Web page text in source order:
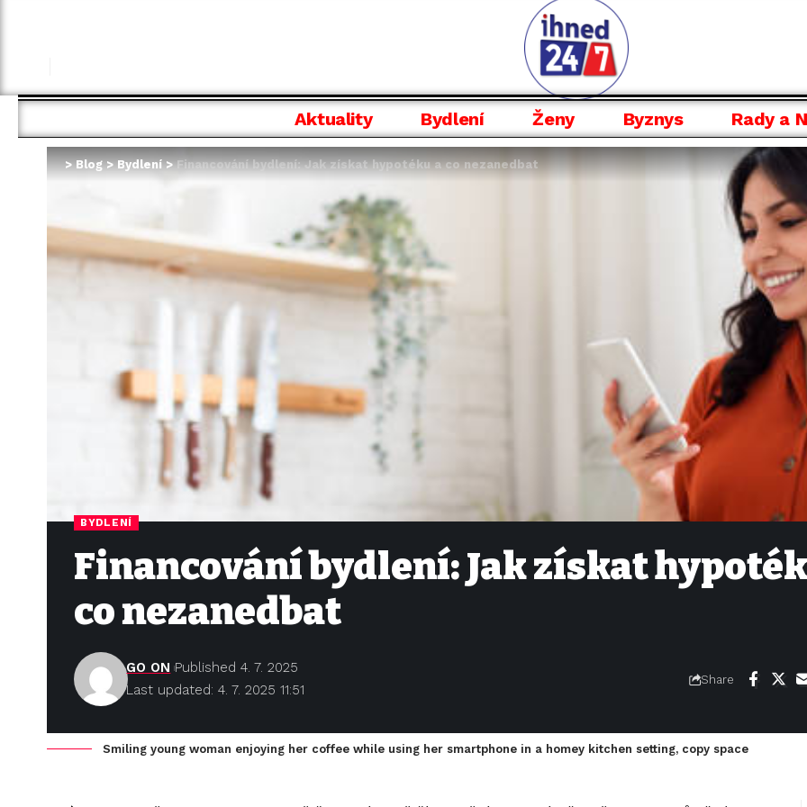
Aktuality Bydlení Ženy Byznys Rady a
>Blog>Bydlení>Financování bydlení: Jak získat hypotéku a co nezanedbat
BYDLENÍ
Financování bydlení: Jak získat
co nezanedbat
Last updated: 4. 7. 2025 11:51
GO ON Published 4. 7. 2025
Share
Smiling young woman enjoying her coffee while using her smartphone in a homey kitchen setting, copy space